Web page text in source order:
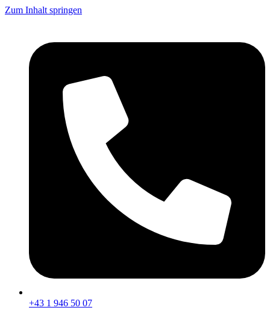
Zum Inhalt springen
+43 1 946 50 07